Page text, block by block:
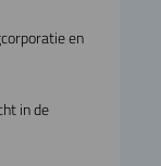
en
in de